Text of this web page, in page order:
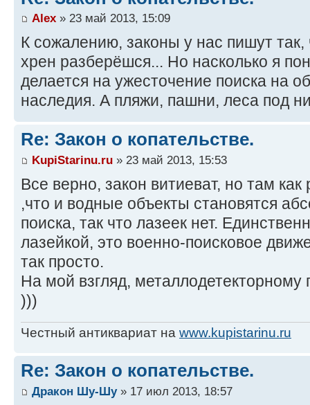
Alex » 23 май 2013, 15:09
К сожалению, законы у нас пишут так,
хрен разберёшся... Но насколько я
делается на ужесточение поиска на
наследия. А пляжи, пашни, леса под
Re: Закон о копательстве.
KupiStarinu.ru » 23 май 2013, 15:53
Все верно, закон витиеват, но там как
,что и водные объекты становятся
поиска, так что лазеек нет.
лазейкой, это военно-поисковое
так просто.
На мой взгляд, металлодетекторному
)))
Честный антиквариат на www.kupistarinu.ru
Re: Закон о копательстве.
Дракон Шу-Шу» 17 июл 2013, 18:57